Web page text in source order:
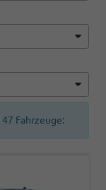
47 Fahrzeuge: